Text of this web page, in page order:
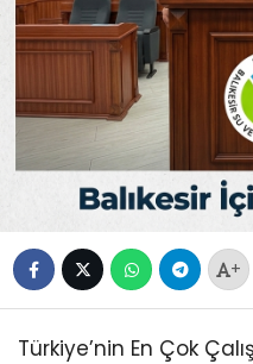
+
Türkiye’nin En Çok